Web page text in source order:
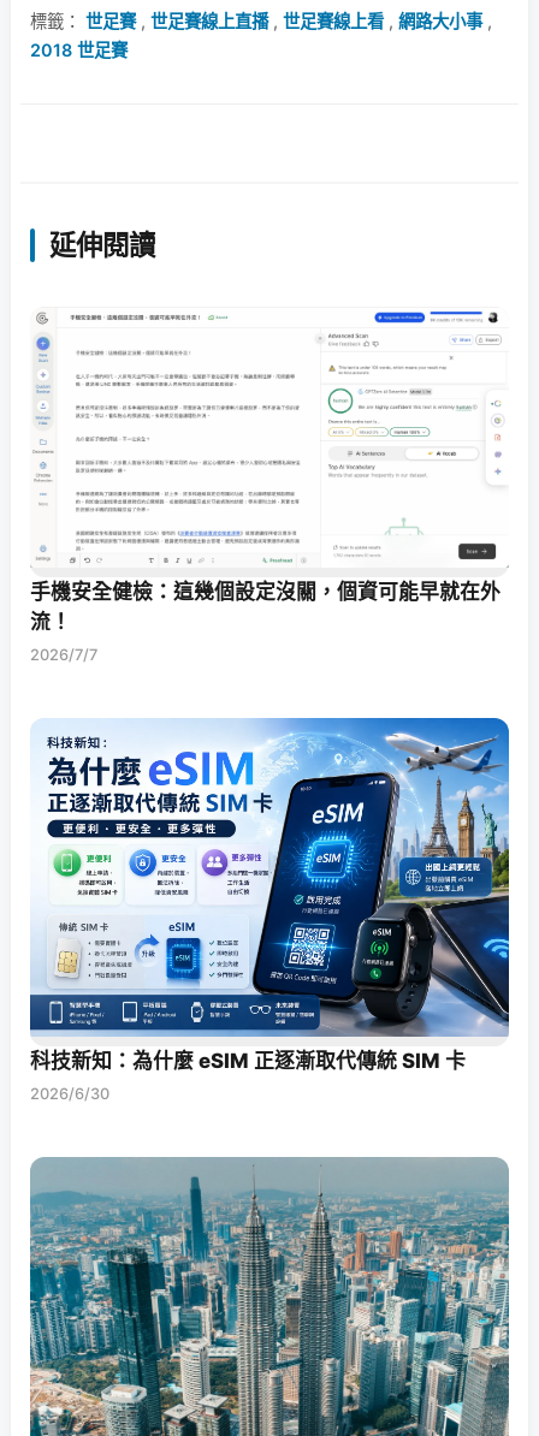
標籤： 世足賽, 世足賽線上直播, 世足賽線上看, 網路大小事,
2018 世足賽
延伸閱讀
手機安全健檢：這幾個設定沒關，個資可能早就在外
流！
2026/7/7
科技新知：為什麼 eSIM 正逐漸取代傳統 SIM 卡
2026/6/30